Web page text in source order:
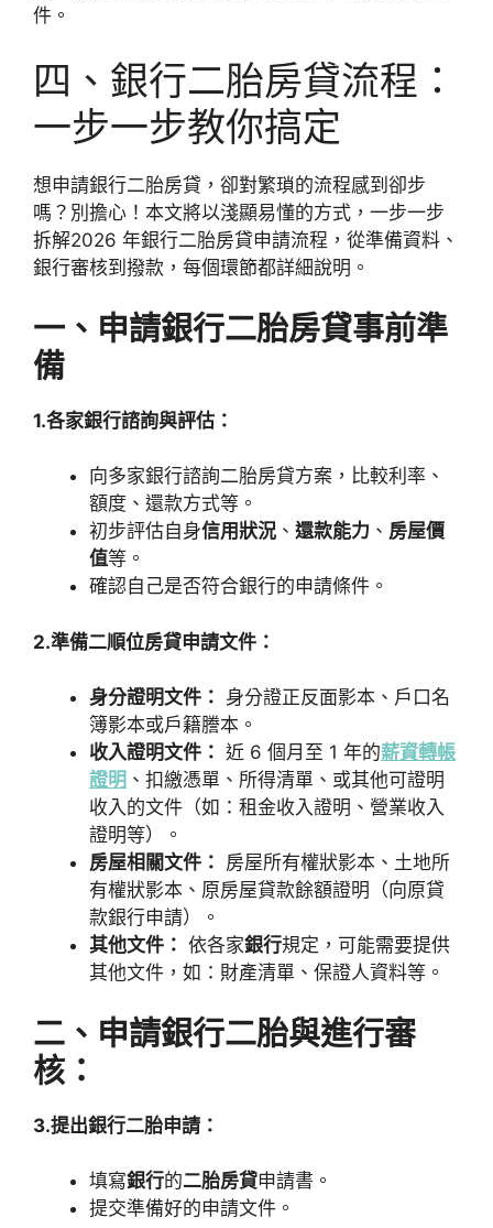
件。
四、銀行二胎房貸流程：
一步一步教你搞定
想申請銀行二胎房貸，卻對繁瑣的流程感到卻步
嗎？別擔心！本文將以淺顯易懂的方式，一步一步
拆解2026 年銀行二胎房貸申請流程，從準備資料、
銀行審核到撥款，每個環節都詳細說明。
一、申請銀行二胎房貸事前準
備
1.各家銀行諮詢與評估：
向多家銀行諮詢二胎房貸方案，比較利率、
額度、還款方式等。
初步評估自身信用狀況 、 還款能力 、 房屋價
值等。
確認自己是否符合銀行的申請條件。
2.準備二順位房貸申請文件：
身分證明文件： 身分證正反面影本、戶口名
簿影本或戶籍謄本。
收入證明文件： 近 6 個月至 1 年的薪資轉帳
證明 、扣繳憑單、所得清單、或其他可證明
收入的文件（如：租金收入證明、營業收入
證明等）。
房屋相關文件： 房屋所有權狀影本、土地所
有權狀影本、原房屋貸款餘額證明（向原貸
款銀行申請）。
其他文件： 依各家銀行規定，可能需要提供
其他文件，如：財產清單、保證人資料等。
二、申請銀行二胎與進行審
核：
3.提出銀行二胎申請：
填寫銀行的二胎房貸申請書。
提交準備好的申請文件。